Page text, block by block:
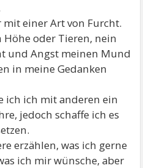
einer Art von Furcht.
oder Tieren, nein
und Angst meinen Mund
in meine Gedanken
ich ich mit anderen ein
jedoch schaffe ich es
erzählen, was ich gerne
ich mir wünsche, aber